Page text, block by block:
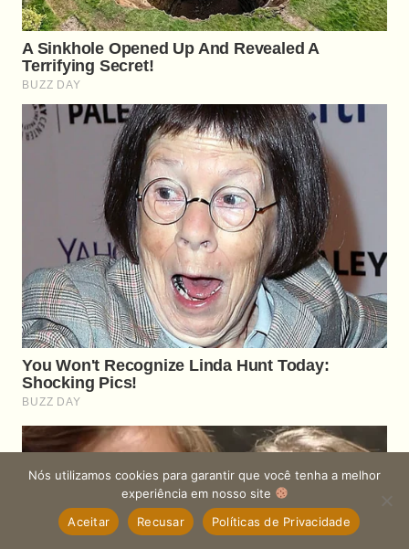
Nós utilizamos cookies para garantir que você tenha a melhor
experiência em nosso site
Aceitar
Recusar Políticas de Privacidade